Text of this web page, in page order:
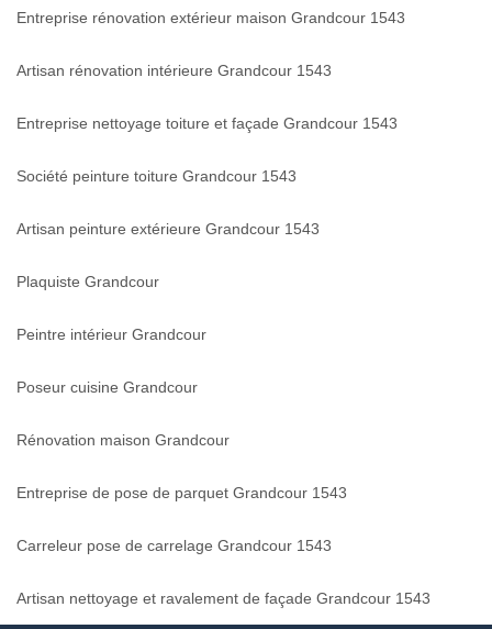
Entreprise rénovation extérieur maison Grandcour 1543
Artisan rénovation intérieure Grandcour 1543
Entreprise nettoyage toiture et façade Grandcour 1543
Société peinture toiture Grandcour 1543
Artisan peinture extérieure Grandcour 1543
Plaquiste Grandcour
Peintre intérieur Grandcour
Poseur cuisine Grandcour
Rénovation maison Grandcour
Entreprise de pose de parquet Grandcour 1543
Carreleur pose de carrelage Grandcour 1543
Artisan nettoyage et ravalement de façade Grandcour 1543